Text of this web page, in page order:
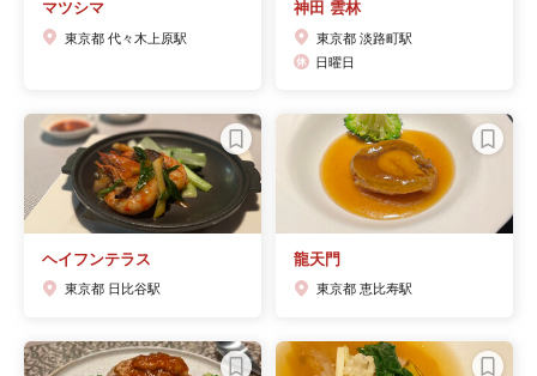
マツシマ
東京都 代々木上原駅
神田 雲林
東京都 淡路町駅
日曜日
ヘイフンテラス
東京都 日比谷駅
龍天門
東京都 恵比寿駅